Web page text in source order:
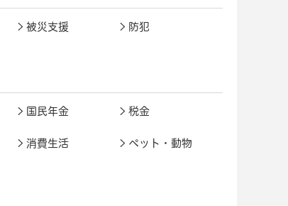
被災支援 防犯
国民年金 税金
消費生活 ペット・動物